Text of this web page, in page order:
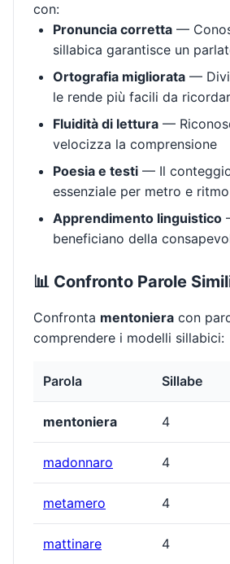
con:
Pronuncia corretta —
sillabica garantisce un
Ortografia migliorata —
le rende più facili da
Fluidità di lettura —
velocizza la comprensione
Poesia e testi — Il
essenziale per metro e ritmo
Apprendimento linguistico
beneficiano della
📊 Confronto Parole
Confronta mentoniera con
comprendere i modelli sillabici:
Parola Sillabe
mentoniera 4
madonnaro 4
metamero 4
mattinare 4